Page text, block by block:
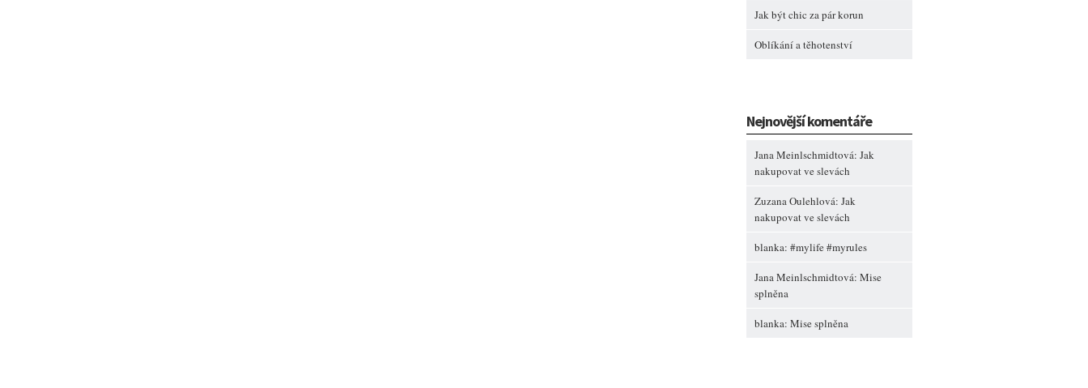
Jak být chic za pár korun
Oblíkání a těhotenství
Nejnovější komentáře
Jana Meinlschmidtová: Jak
nakupovat ve slevách
Zuzana Oulehlová: Jak
nakupovat ve slevách
blanka: #mylife #myrules
Jana Meinlschmidtová: Mise
splněna
blanka: Mise splněna